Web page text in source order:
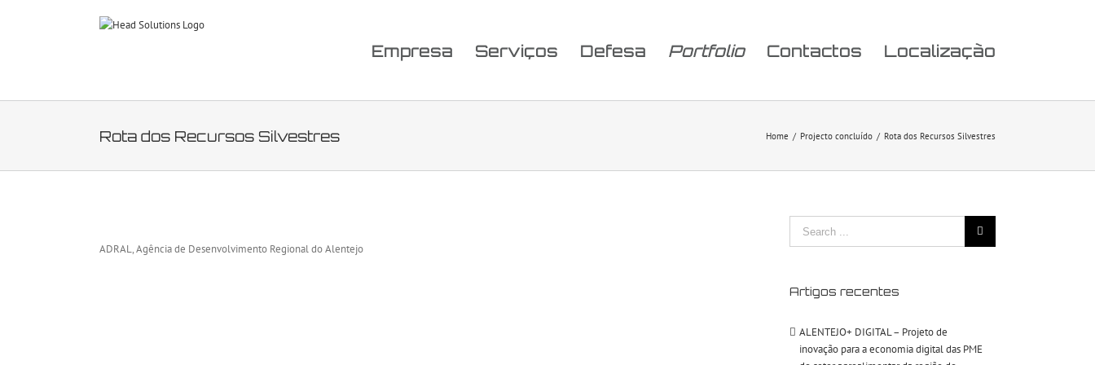
Empresa Serviços Defesa Portfolio Contactos Localização
Rota dos Recursos Silvestres Home / Projecto concluído / Rota dos Recursos Silvestres
ADRAL, Agência de Desenvolvimento Regional do Alentejo
Artigos recentes
ALENTEJO+ DIGITAL – Projeto de
inovação para a economia digital das PME